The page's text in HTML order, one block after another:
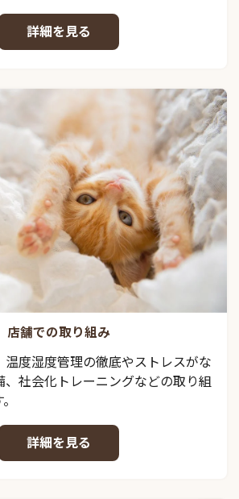
詳細を見る
店舗での取り組み
度湿度管理の徹底やストレスがな
、社会化トレーニングなどの取り組
詳細を見る